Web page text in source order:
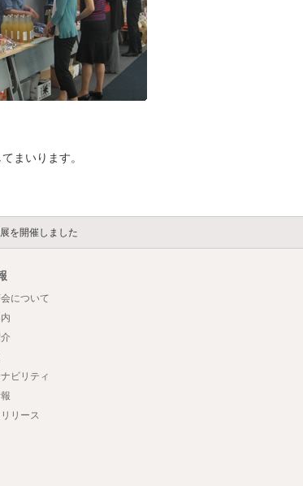
まいります。
を開催しました
について
ビリティ
リース